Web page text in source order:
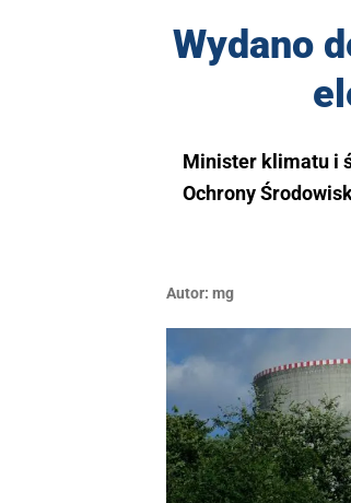
Wydano
Minister klimatu i
Ochrony
Autor: mg